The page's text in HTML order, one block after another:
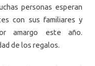
personas esperan
con sus familiares y
amargo este año.
de los regalos.